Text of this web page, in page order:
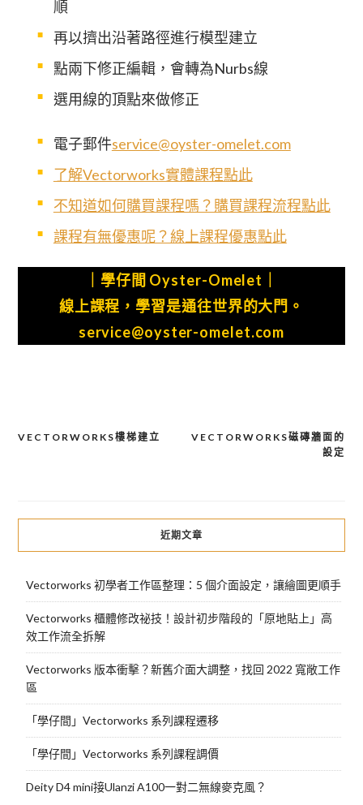
順
再以擠出沿著路徑進行模型建立
點兩下修正編輯，會轉為nurbs線
選用線的頂點來做修正
電子郵件service@oyster-omelet.com
了解Vectorworks實體課程點此
不知道如何購買課程嗎？購買課程流程點此
課程有無優惠呢？線上課程優惠點此
｜學仔間 Oyster-Omelet｜
線上課程，學習是通往世界的大門。
service@oyster-omelet.com
文
覽
VECTORWORKS磁磚牆面的
設定
VECTORWORKS樓梯建立
近期文章
Vectorworks 初學者工作區整理：5 個介面設定，讓繪圖更順手
Vectorworks 櫃體修改祕技！設計初步階段的「原地貼上」高
效工作流全拆解
Vectorworks 版本衝擊？新舊介面大調整，找回 2022 寬敞工作
區
「學仔間」Vectorworks 系列課程遷移
「學仔間」Vectorworks 系列課程調價
Deity D4 mini接Ulanzi A100一對二無線麥克風？